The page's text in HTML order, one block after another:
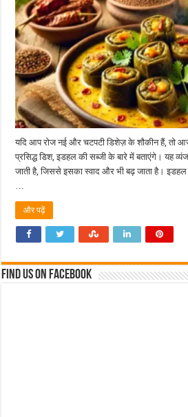
यदि आप रोज नई और चटपटी डिशेज़ के शौकीन हैं, तो
प्रसिद्ध डिश, इडहल की सब्जी के बारे में बताएंगे। यह
जाती है, जिससे इसका स्वाद और भी बढ़ जाता है।
और पढ़ें
Find us on Facebook